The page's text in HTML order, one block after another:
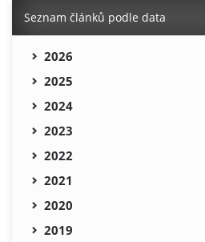
Seznam článků podle data
2026
2025
2024
2023
2022
2021
2020
2019